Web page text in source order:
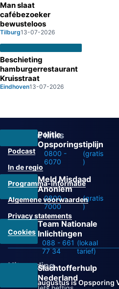
Man slaat
cafébezoeker
bewusteloos
Tilburg13-07-2026
Beschieting
hamburgerrestaurant
Kruisstraat
Eindhoven13-07-2026
Politie
Opsporingstiplijn
0800 -
6070
(gratis
)
Meld Misdaad
Anoniem
0800 -
7000
(gratis
)
Team Nationale
Inlichtingen
088 - 661
77 34
(lokaal
tarief)
Slachtofferhulp
Nederland
Overige links
Podcast
In de regio
Programma-informatie
Algemene voorwaarden
Privacy statements
Cookies
Uitzending
Vanaf 31 augustus is Opsporing